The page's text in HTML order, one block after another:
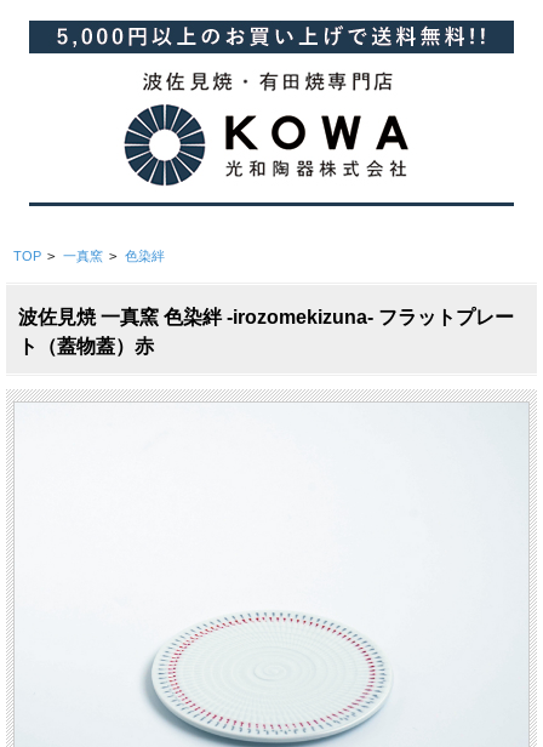
TOP > 一真窯 > 色染絆
波佐見焼 一真窯 色染絆 -irozomekizuna- フラットプレー
ト（蓋物蓋）赤